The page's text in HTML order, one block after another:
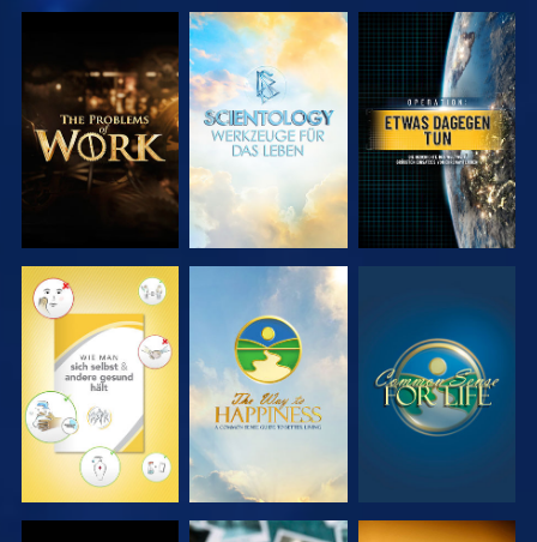
SERIE
ENTDECKEN
SERIE
ENTDECKEN
ANSEHEN
ANSEHEN ANSEHEN ANSEHEN